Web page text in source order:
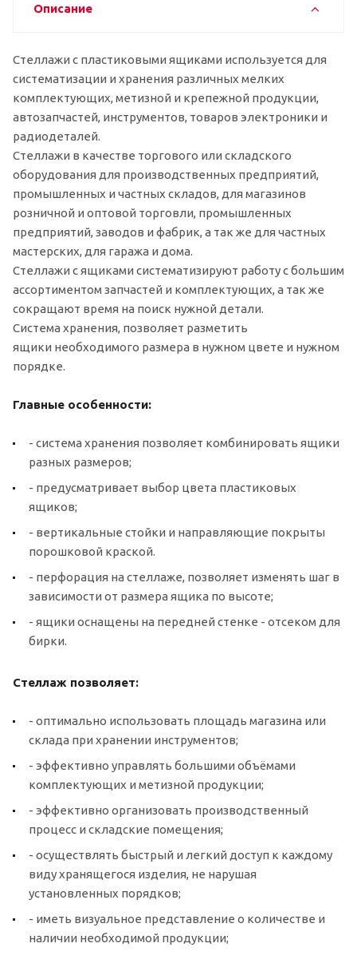
Описание
Стеллажи с пластиковыми ящиками используется для
систематизации и хранения различных мелких
комплектующих, метизной и крепежной продукции,
автозапчастей, инструментов, товаров электроники и
радиодеталей.
Стеллажи в качестве торгового или складского
оборудования для производственных предприятий,
промышленных и частных складов, для магазинов
розничной и оптовой торговли, промышленных
предприятий, заводов и фабрик, а так же для частных
мастерских, для гаража и дома.
Стеллажи с ящиками систематизируют работу с большим
ассортиментом запчастей и комплектующих, а так же
сокращают время на поиск нужной детали.
Система хранения, позволяет разметить
ящики необходимого размера в нужном цвете и нужном
порядке.
Главные особенности:
- система хранения позволяет комбинировать ящики
разных размеров;
- предусматривает выбор цвета пластиковых
ящиков;
- вертикальные стойки и направляющие покрыты
порошковой краской.
- перфорация на стеллаже, позволяет изменять шаг в
зависимости от размера ящика по высоте;
- ящики оснащены на передней стенке - отсеком для
бирки.
Стеллаж позволяет:
- оптимально использовать площадь магазина или
склада при хранении инструментов;
- эффективно управлять большими объёмами
комплектующих и метизной продукции;
- эффективно организовать производственный
процесс и складские помещения;
- осуществлять быстрый и легкий доступ к каждому
виду хранящегося изделия, не нарушая
установленных порядков;
- иметь визуальное представление о количестве и
наличии необходимой продукции;